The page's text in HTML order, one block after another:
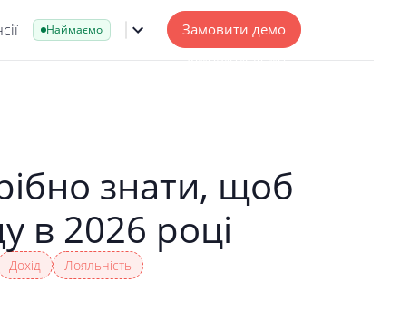
Наймаємо Замовити демо
знати, щоб
в 2026 році
Дохід Лояльність